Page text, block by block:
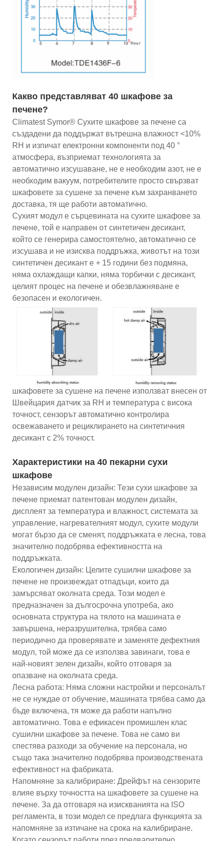
Какво представляват 40 шкафове за
печене?
Climatest Symor® Сухите шкафове за печене са
създадени да поддържат вътрешна влажност <10%
RH и изпичат електронни компоненти под 40 °
атмосфера, възприемат технологията за
автоматично изсушаване, не е необходим азот, не е
необходим вакуум, потребителите просто свързват
шкафовете за сушене за печене към захранването
доставка, тя ще работи автоматично.
Сухият модул е ​​сърцевината на сухите шкафове за
печене, той е направен от синтетичен десикант,
който се генерира самостоятелно, автоматично се
изсушава и не изисква поддръжка, животът на този
синтетичен десикант е + 15 години без подмяна,
няма охлаждащи капки, няма торбички с десикант,
целият процес на печене и обезвлажняване е
безопасен и екологичен.
шкафовете за сушене на печене използват внесен от
Швейцария датчик за RH и температура с висока
точност, сензорът автоматично контролира
освежаването и рециклирането на синтетичния
десикант с 2% точност.
Характеристики на 40 пекарни сухи
шкафове
Независим модулен дизайн: Тези сухи шкафове за
печене приемат патентован модулен дизайн,
дисплеят за температура и влажност, системата за
управление, нагревателният модул, сухите модули
могат бързо да се сменят, поддръжката е лесна, това
значително подобрява ефективността на
поддръжката.
Екологичен дизайн: Целите сушилни шкафове за
печене не произвеждат отпадъци, които да
замърсяват околната среда. Този модел е
предназначен за дългосрочна употреба, ако
основната структура на тялото на машината е
завършена, неразрушителна, трябва само
периодично да проверявате и заменяте дефектния
модул, той може да се използва завинаги, това е
най-новият зелен дизайн, който отговаря за
опазване на околната среда.
Лесна работа: Няма сложни настройки и персоналът
не се нуждае от обучение, машината трябва само да
бъде включена, тя може да работи напълно
автоматично. Това е ефикасен промишлен клас
сушилни шкафове за печене. Това не само ви
спестява разходи за обучение на персонала, но
също така значително подобрява производствената
ефективност на фабриката.
Напомняне за калибриране: Дрейфът на сензорите
влияе върху точността на шкафовете за сушене на
печене. За да отговаря на изискванията на ISO
регламента, в този модел се предлага функцията за
напомняне за изтичане на срока на калибриране.